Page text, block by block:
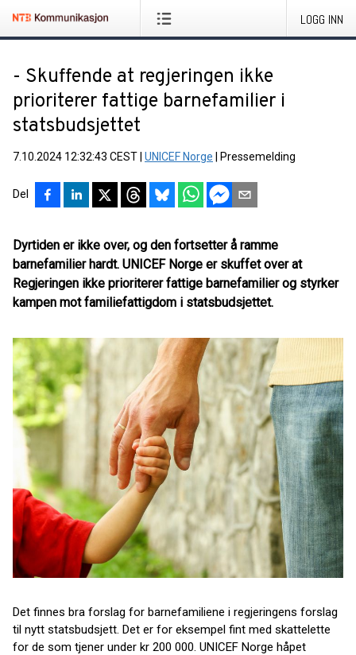
LOGG INN
- Skuffende at regjeringen ikke
prioriterer fattige barnefamilier i
statsbudsjettet
7.10.2024 12:32:43 CEST UNICEF Norge Pressemelding
Del
Dyrtiden er ikke over, og den fortsetter å ramme
barnefamilier hardt. UNICEF Norge er skuffet over at
Regjeringen ikke prioriterer fattige barnefamilier og styrker
kampen mot familiefattigdom i statsbudsjettet.
Det finnes bra forslag for barnefamiliene i regjeringens forslag
til nytt statsbudsjett. Det er for eksempel fint med skattelette
for de som tjener under kr 200 000. UNICEF Norge håpet